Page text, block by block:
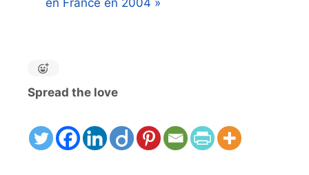
en France en 2004 »
Spread the love